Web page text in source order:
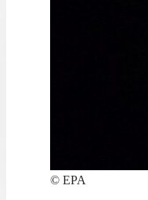
© EPA